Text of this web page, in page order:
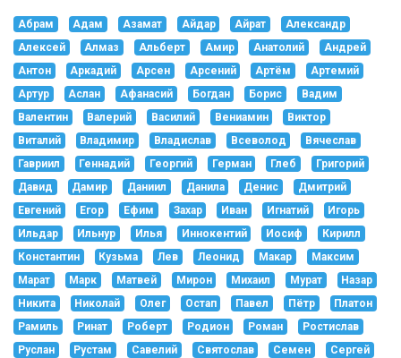
Абрам Адам Азамат Айдар Айрат
Александр
Алексей
Алмаз Альберт Амир Анатолий
Андрей
Антон
Аркадий Арсен Арсений Артём
Артемий
Артур
Аслан Афанасий Богдан Борис
Вадим
Валентин
Валерий Василий Вениамин
Виктор
Виталий
Владимир Владислав Всеволод
Вячеслав
Гавриил
Геннадий Георгий Герман Глеб
Григорий
Давид
Дамир Даниил Данила Денис
Дмитрий
Евгений
Егор Ефим Захар Иван Игнатий
Игорь
Ильдар
Ильнур Илья Иннокентий Иосиф
Кирилл
Константин
Кузьма Лев Леонид Макар
Максим
Марат
Марк Матвей Мирон Михаил Мурат
Назар
Никита
Николай Олег Остап Павел Пётр
Платон
Рамиль
Ринат Роберт Родион Роман
Ростислав
Руслан
Рустам Савелий Святослав Семен
Сергей